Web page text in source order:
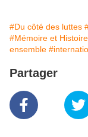
#Du côté des luttes
#Mémoire et Histoire
ensemble
Partager